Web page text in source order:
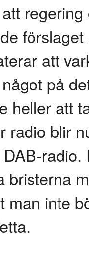
att
på
heller att
radio blir
bristerna
man inte